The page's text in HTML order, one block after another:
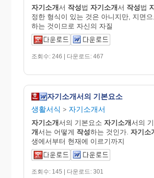
자기소개서 작성법 자기소개서 작성법
정한 형식이 있는 것은 아니지만, 지면으
하는 것이므로 자신의 자질
조회수: 246 | 다운로드: 467
자기소개서의 기본요소
생활서식 > 자기소개서
자기소개서의 기본요소 자기소개서의
개서는 어떻게 작성하는 것인가. 자기소
생에서부터 현재에 이르기까지
조회수: 145 | 다운로드: 301